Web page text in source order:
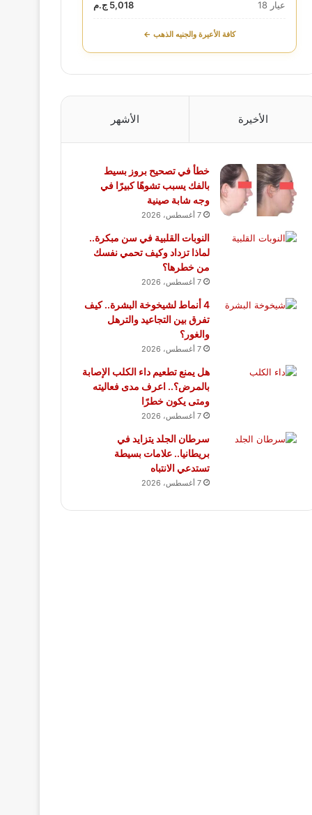
عيار 18 5,018 ج.م
كافة الأعيرة والجنيه الذهب ←
الأخيرة الأشهر
خطأ في تصحيح بروز بسيط
بالفك يسبب تشوهًا كبيرًا في
وجه شابة صينية
7 أغسطس، 2026
النوبات القلبية في سن مبكرة..
لماذا تزداد وكيف تحمي نفسك
من خطرها؟
7 أغسطس، 2026
4 أنماط لشيخوخة البشرة.. كيف
تفرق بين التجاعيد والترهل
والغور؟
7 أغسطس، 2026
هل يمنع تطعيم داء الكلب الإصابة
بالمرض؟.. اعرف مدى فعاليته
ومتى يكون خطرًا
7 أغسطس، 2026
سرطان الجلد يتزايد في
بريطانيا.. علامات بسيطة
تستدعي الانتباه
7 أغسطس، 2026